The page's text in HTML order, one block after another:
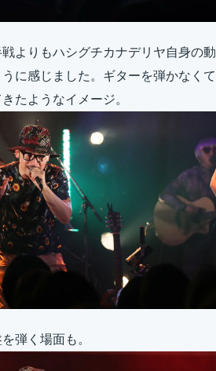
よりもハシグチカナデリヤ自身の動
に感じました。ギターを弾かなくて
たようなイメージ。
弾く場面も。